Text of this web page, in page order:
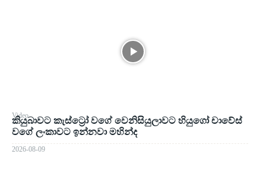
Video
කියුබාවට කැස්ට්‍රෝ වගේ වෙනිසියුලාවට හියුගෝ චාවේස්
වගේ ලංකාවට ඉන්නවා මහින්ද
2026-08-09